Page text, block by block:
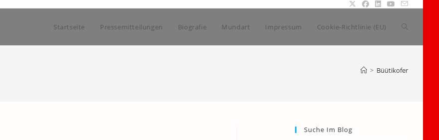
Startseite Pressemitteilungen Biografie Mundart Impressum Cookie-Richtlinie (EU) Website-
> Büütikofer
Suche Im Blog